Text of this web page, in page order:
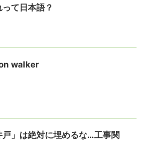
って日本語？
walker
戸」は絶対に埋めるな…工事関